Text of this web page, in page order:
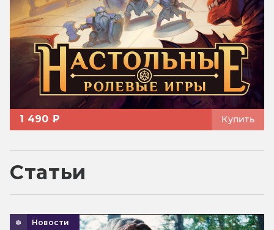
1 490 ₽ Купить
Статьи
Новости